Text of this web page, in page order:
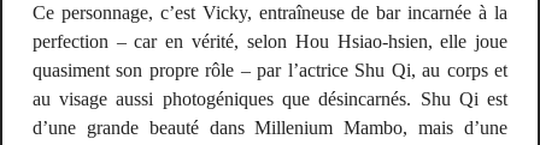
Ce personnage, c’est Vicky, entraîneuse de bar incarnée à la
perfection – car en vérité, selon Hou Hsiao-hsien, elle joue
quasiment son propre rôle – par l’actrice Shu Qi, au corps et
au visage aussi photogéniques que désincarnés. Shu Qi est
d’une grande beauté dansMillenium Mambo, mais d’une